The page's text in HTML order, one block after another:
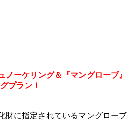
ーケリング＆『マングローブ』
プラン！
財に指定されているマングローブ